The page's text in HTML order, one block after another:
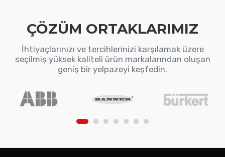
ÇÖZÜM ORTAKLARIMIZ
İhtiyaçlarınızı ve tercihlerinizi karşılamak üzere
seçilmiş yüksek kaliteli ürün markalarından oluşan
geniş bir yelpazeyi keşfedin.